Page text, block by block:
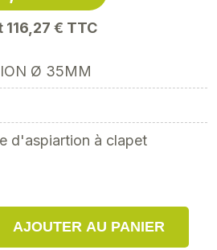
116,27 € TTC
Ø 35MM
d'aspiartion à clapet
AJOUTER AU PANIER